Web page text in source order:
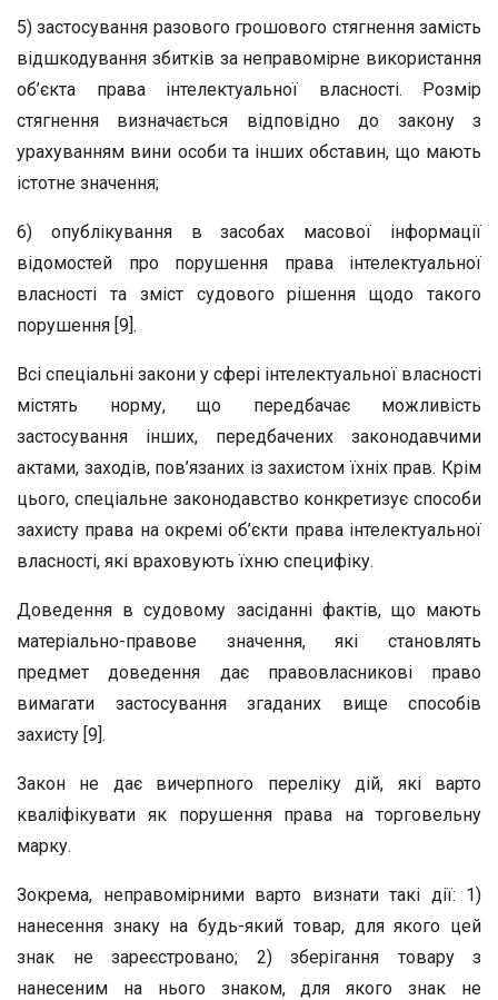
5) застосування разового грошового стягнення замість
відшкодування збитків за неправомірне використання
об’єкта права інтелектуальної власності. Розмір
стягнення визначається відповідно до закону з
урахуванням вини особи та інших обставин, що мають
істотне значення;
6) опублікування в засобах масової інформації
відомостей про порушення права інтелектуальної
власності та зміст судового рішення щодо такого
порушення [9].
Всі спеціальні закони у сфері інтелектуальної власності
містять норму, що передбачає можливість
застосування інших, передбачених законодавчими
актами, заходів, пов’язаних із захистом їхніх прав. Крім
цього, спеціальне законодавство конкретизує способи
захисту права на окремі об’єкти права інтелектуальної
власності, які враховують їхню специфіку.
Доведення в судовому засіданні фактів, що мають
матеріально-правове значення, які становлять
предмет доведення дає правовласникові право
вимагати застосування згаданих вище способів
захисту [9].
Закон не дає вичерпного переліку дій, які варто
кваліфікувати як порушення права на торговельну
марку.
Зокрема, неправомірними варто визнати такі дії: 1)
нанесення знаку на будь-який товар, для якого цей
знак не зареєстровано; 2) зберігання товару з
нанесеним на нього знаком, для якого знак не